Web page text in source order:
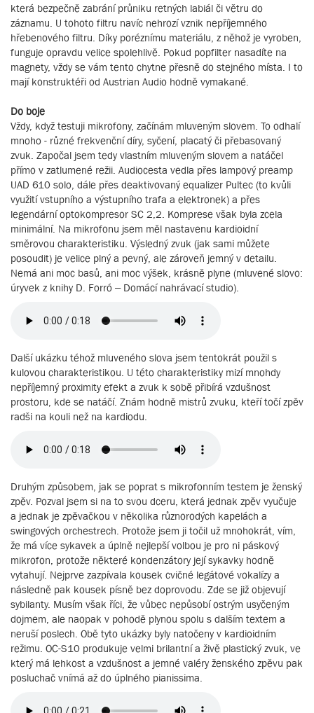
která bezpečně zabrání průniku retných labiál či větru do
záznamu. U tohoto filtru navíc nehrozí vznik nepříjemného
hřebenového filtru. Díky poréznímu materiálu, z něhož je vyroben,
funguje opravdu velice spolehlivě. Pokud popfilter nasadíte na
magnety, vždy se vám tento chytne přesně do stejného místa. I to
mají konstruktéři od Austrian Audio hodně vymakané.
Do boje
Vždy, když testuji mikrofony, začínám mluveným slovem. To odhalí
mnoho - různé frekvenční díry, syčení, placatý či přebasovaný
zvuk. Započal jsem tedy vlastním mluveným slovem a natáčel
přímo v zatlumené režii. Audiocesta vedla přes lampový preamp
UAD 610 solo, dále přes deaktivovaný equalizer Pultec (to kvůli
využití vstupního a výstupního trafa a elektronek) a přes
legendární optokompresor SC 2,2. Komprese však byla zcela
minimální. Na mikrofonu jsem měl nastavenu kardioidní
směrovou charakteristiku. Výsledný zvuk (jak sami můžete
posoudit) je velice plný a pevný, ale zároveň jemný v detailu.
Nemá ani moc basů, ani moc výšek, krásně plyne (mluvené slovo:
úryvek z knihy D. Forró – Domácí nahrávací studio).
Další ukázku téhož mluveného slova jsem tentokrát použil s
kulovou charakteristikou. U této charakteristiky mizí mnohdy
nepříjemný proximity efekt a zvuk k sobě přibírá vzdušnost
prostoru, kde se natáčí. Znám hodně mistrů zvuku, kteří točí zpěv
radši na kouli než na kardiodu.
Druhým způsobem, jak se poprat s mikrofonním testem je ženský
zpěv. Pozval jsem si na to svou dceru, která jednak zpěv vyučuje
a jednak je zpěvačkou v několika různorodých kapelách a
swingových orchestrech. Protože jsem ji točil už mnohokrát, vím,
že má více sykavek a úplně nejlepší volbou je pro ni páskový
mikrofon, protože některé kondenzátory její sykavky hodně
vytahují. Nejprve zazpívala kousek cvičné legátové vokalízy a
následně pak kousek písně bez doprovodu. Zde se již objevují
sybilanty. Musím však říci, že vůbec nepůsobí ostrým usyčeným
dojmem, ale naopak v pohodě plynou spolu s dalším textem a
neruší poslech. Obě tyto ukázky byly natočeny v kardioidním
režimu. OC-S10 produkuje velmi brilantní a živě plastický zvuk, ve
který má lehkost a vzdušnost a jemné valéry ženského zpěvu pak
posluchač vnímá až do úplného pianissima.